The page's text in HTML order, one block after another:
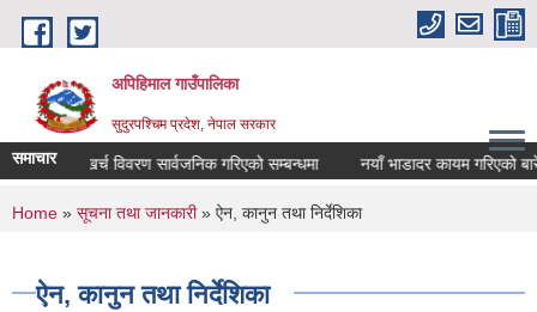
Skip to main content
अपिहिमाल गाउँपालिका
सुदुरपश्चिम प्रदेश, नेपाल सरकार
समाचार खर्च विवरण सार्वजनिक गरिएको सम्बन्धमा नयाँ भाडादर कायम गरिएको बारे
You are here
Home » सूचना तथा जानकारी» ऐन, कानुन तथा निर्देशिका
ऐन, कानुन तथा निर्देशिका